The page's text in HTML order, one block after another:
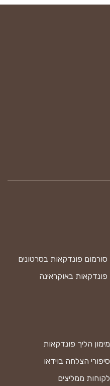
מימון הליך פונדקאות
סיפורי הצלחה בוידאו
לקוחות ממליצים
סורמום פונדקאות בסרטונים
פונדקאות באוקראינה